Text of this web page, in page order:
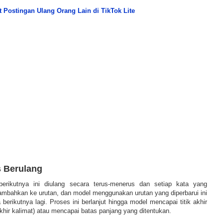
Postingan Ulang Orang Lain di TikTok Lite
Berulang
ini diulang secara terus-menerus dan setiap kata yang
ke urutan, dan model menggunakan urutan yang diperbarui ini
lagi. Proses ini berlanjut hingga model mencapai titik akhir
kalimat) atau mencapai batas panjang yang ditentukan.